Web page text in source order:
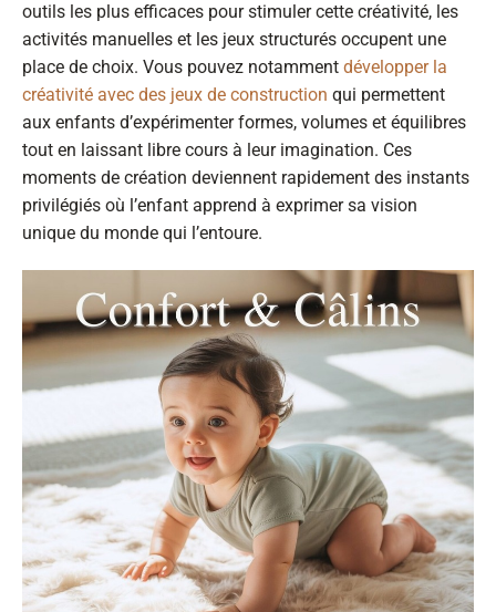
outils les plus efficaces pour stimuler cette créativité, les
activités manuelles et les jeux structurés occupent une
place de choix. Vous pouvez notamment développer la
créativité avec des jeux de construction qui permettent
aux enfants d’expérimenter formes, volumes et équilibres
tout en laissant libre cours à leur imagination. Ces
moments de création deviennent rapidement des instants
privilégiés où l’enfant apprend à exprimer sa vision
unique du monde qui l’entoure.